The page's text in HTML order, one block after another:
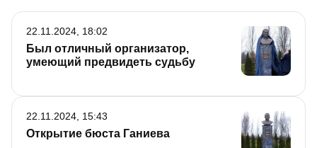
Был отличный организатор,
умеющий предвидеть судьбу
22.11.2024, 18:02
Открытие бюста Ганиева
22.11.2024, 15:43